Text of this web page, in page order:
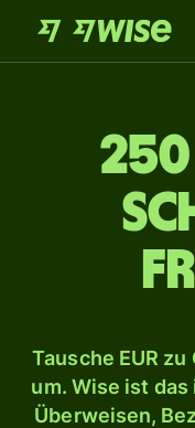
Tausche EUR
um. Wise ist
Überweisen,